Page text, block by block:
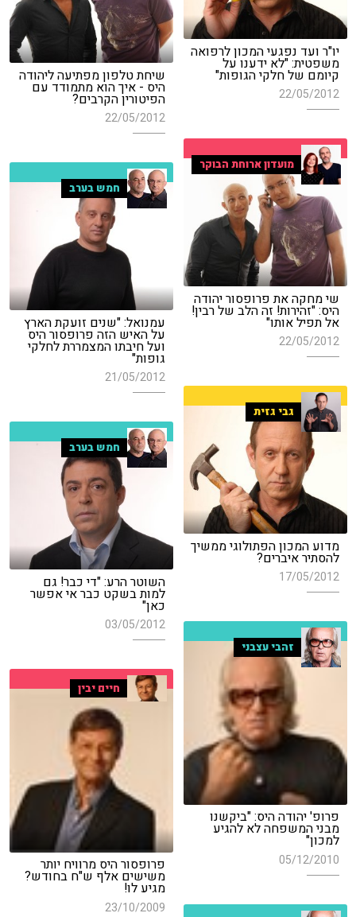
יו"ר ועד נפגעי המכון לרפואה
משפטית: "לא ידענו על
קיומם של חלקי הגופות"
22/05/2012
שיחת טלפון מפתיעה ליהודה
היס - איך הוא מתמודד עם
הפיטורין הקרבים?
22/05/2012
מועדון ארוחת הבוקר
שי מחקה את פרופסור יהודה
היס: "זהירות! זה הלב של רבין!
אל תפיל אותו"
22/05/2012
חמש בערב
עמנואל: "שנים זועקת הארץ
על האיש הזה פרופסור היס
ועל חיבתו המצמררת לחלקי
גופות"
21/05/2012
גבי גזית
מדוע המכון הפתולוגי ממשיך
להסתיר איברים?
17/05/2012
חמש בערב
השוטר הרע: "די כבר! גם
למות בשקט כבר אי אפשר
כאן"
03/05/2012
זהבי עצבני
פרופ' יהודה היס: "ביקשנו
מבני המשפחה לא להגיע
למכון"
05/12/2010
חיים יבין
פרופסור היס מרוויח יותר
משישים אלף ש"ח בחודש?
מגיע לו!
23/10/2009